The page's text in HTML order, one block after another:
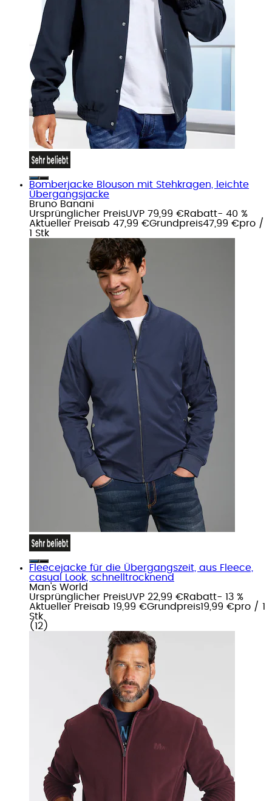
Bomberjacke Blouson mit Stehkragen, leichte
Übergangsjacke
Bruno Banani
Ursprünglicher PreisUVP 79,99 €Rabatt- 40 %
Aktueller Preisab 47,99 €Grundpreis47,99 €pro /
1 Stk
Fleecejacke für die Übergangszeit, aus Fleece,
casual Look, schnelltrocknend
Man's World
Ursprünglicher PreisUVP 22,99 €Rabatt- 13 %
Aktueller Preisab 19,99 €Grundpreis19,99 €pro / 1
Stk
( 12 )